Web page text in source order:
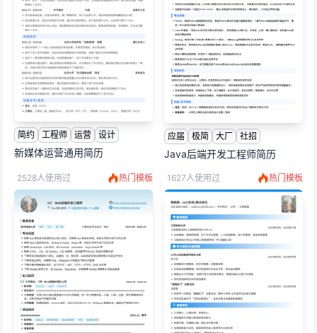
简约 工程师 运营 设计
新媒体运营通用简历
应届 极简 大厂 社招
Java后端开发工程师简历
2528人使用过 热门模板 1627人使用过 热门模板